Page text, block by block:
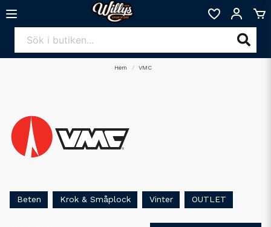
Hem VMC
Beten Krok & Småplock Vinter OUTLET